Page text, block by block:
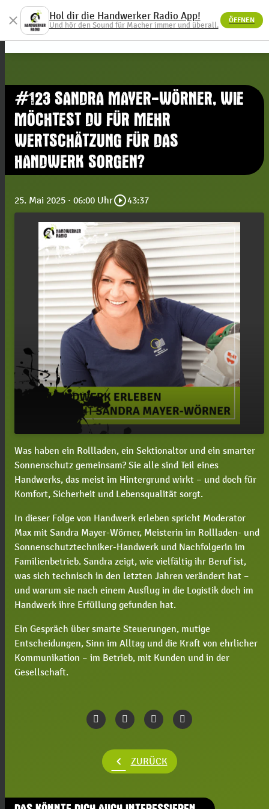
menu
#123 SANDRA MAYER-WÖRNER, WIE
MÖCHTEST DU FÜR MEHR
WERTSCHÄTZUNG FÜR DAS
HANDWERK SORGEN?
25. Mai 2025 · 06:00 Uhrplay_circle_outline43:37
play_arrow #123 Sandra Mayer-Wörner, wie möchtest du für
mehr Wertschätzung für das Handwerk sorgen?
00:00 43:37
Was haben ein Rollladen, ein Sektionaltor und ein smarter
Sonnenschutz gemeinsam? Sie alle sind Teil eines
Handwerks, das meist im Hintergrund wirkt – und doch für
Komfort, Sicherheit und Lebensqualität sorgt.
In dieser Folge von Handwerk erleben spricht Moderator
Max mit Sandra Mayer-Wörner, Meisterin im Rollladen- und
Sonnenschutztechniker-Handwerk und Nachfolgerin im
Familienbetrieb. Sandra zeigt, wie vielfältig ihr Beruf ist,
was sich technisch in den letzten Jahren verändert hat –
und warum sie nach einem Ausflug in die Logistik doch im
Handwerk ihre Erfüllung gefunden hat.
Ein Gespräch über smarte Steuerungen, mutige
Entscheidungen, Sinn im Alltag und die Kraft von ehrlicher
Kommunikation – im Betrieb, mit Kunden und in der
Gesellschaft.
chevron_left ZURÜCK
close Hol dir die Handwerker Radio App!
Und hör den Sound für Macher immer und überall.
ÖFFNEN